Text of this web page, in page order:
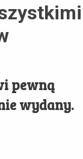
pewną
wydany.